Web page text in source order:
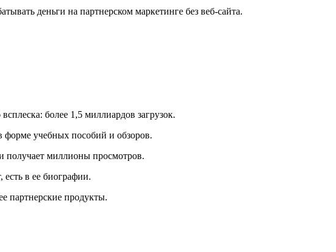
деньги на партнерском маркетинге без веб-сайта.
более 1,5 миллиардов загрузок.
форме учебных пособий и обзоров.
получает миллионы просмотров.
в ее биографии.
партнерские продукты.